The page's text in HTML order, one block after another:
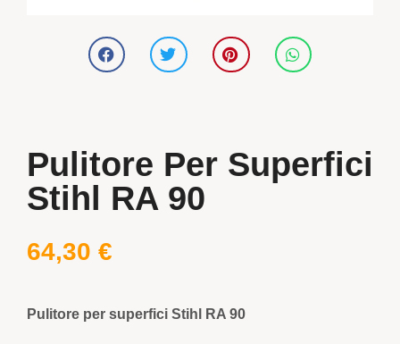
Pulitore Per Superfici
Stihl RA 90
64,30 €
Pulitore per superfici Stihl RA 90